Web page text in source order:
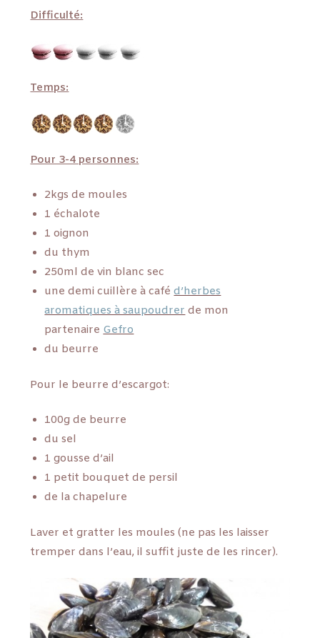
Difficulté:
Temps:
Pour 3-4 personnes:
2kgs de moules
1 échalote
1 oignon
du thym
250ml de vin blanc sec
une demi cuillère à caféd’herbes
aromatiques à saupoudrerde mon
partenaireGefro
du beurre
Pour le beurre d’escargot:
100g de beurre
du sel
1 gousse d’ail
1 petit bouquet de persil
de la chapelure
Laver et gratter les moules (ne pas les laisser
tremper dans l’eau, il suffit juste de les rincer).